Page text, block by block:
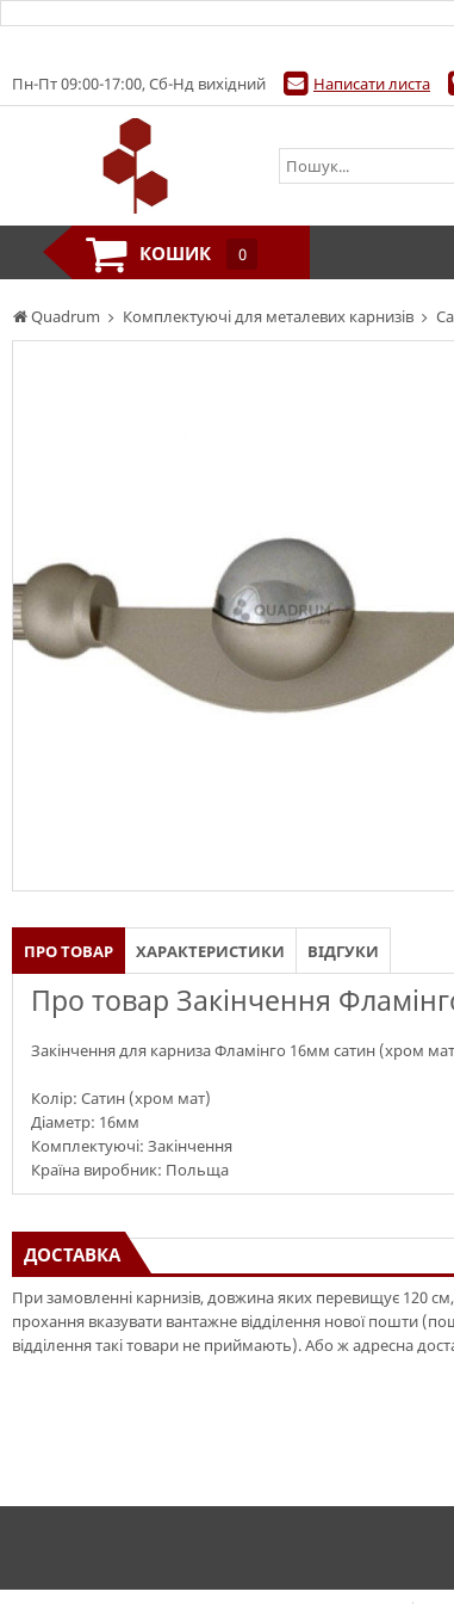
Quadrum Комплектуючі для металевих карнизів
ПРО ТОВАР ХАРАКТЕРИСТИКИ ВІДГУКИ
Про товар Закінчення
Закінчення для карниза Фламінго 16мм сатин (хром
Колір: Сатин (хром мат)
Діаметр: 16мм
Комплектуючі: Закінчення
Країна виробник: Польща
ДОСТАВКА
При замовленні карнизів, довжина яких перевищує 120 см,
прохання вказувати вантажне відділення нової пошти
відділення такі товари не приймають). Або ж адресна
Пн-Пт 09:00-17:00, Сб-Нд вихідний Написати листа
КОШИК 0